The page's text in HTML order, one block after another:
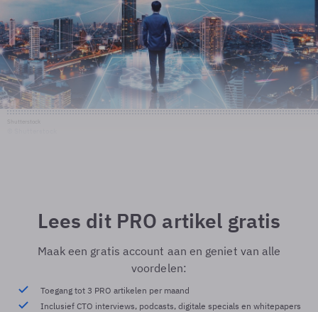
Lees dit PRO artikel gratis
Maak een gratis account aan en geniet van alle
voordelen:
Toegang tot 3 PRO artikelen per maand
Inclusief CTO interviews, podcasts, digitale specials en whitepapers